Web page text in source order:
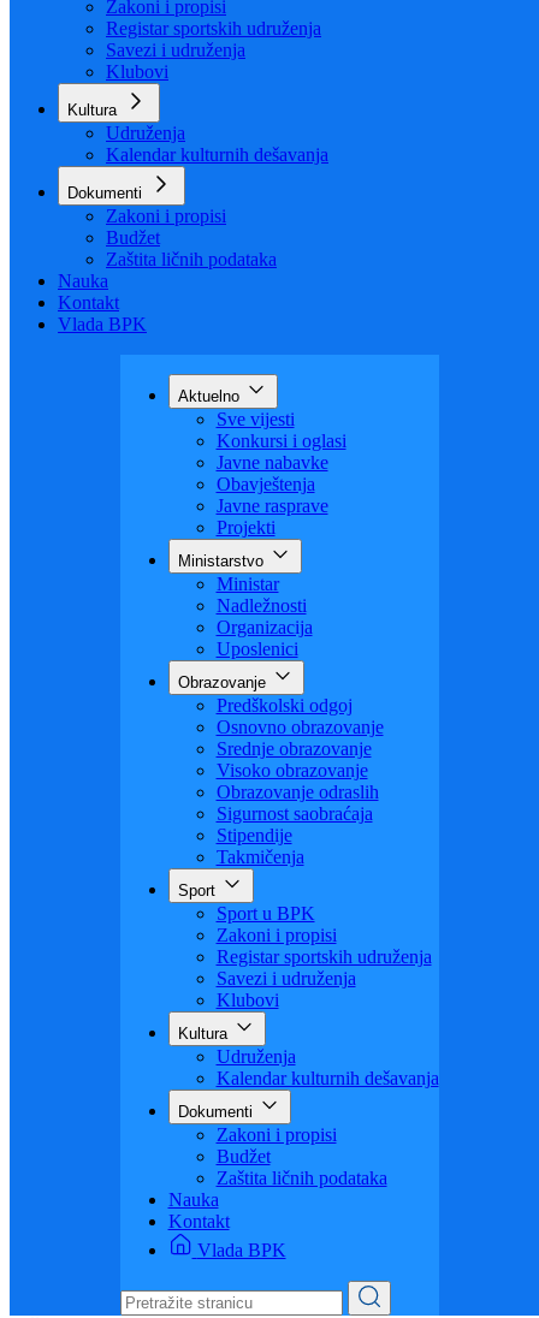
Sport
Sport u BPK
Zakoni i propisi
Registar sportskih udruženja
Savezi i udruženja
Klubovi
Udruženja
Kalendar kulturnih dešavanja
Dokumenti
Zakoni i propisi
Budžet
Zaštita ličnih podataka
Aktuelno
Sve vijesti
Konkursi i oglasi
Javne nabavke
Obavještenja
Javne rasprave
Projekti
Ministarstvo
Ministar
Nadležnosti
Organizacija
Uposlenici
Obrazovanje
Predškolski odgoj
Osnovno obrazovanje
Srednje obrazovanje
Visoko obrazovanje
Obrazovanje odraslih
Sigurnost saobraćaja
Stipendije
Takmičenja
Sport
Sport u BPK
Zakoni i propisi
Registar sportskih udruženja
Savezi i udruženja
Klubovi
Udruženja
Kalendar kulturnih dešavanja
Dokumenti
Zakoni i propisi
Budžet
Zaštita ličnih podataka
Nauka
Kontakt